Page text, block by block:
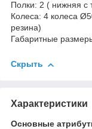
Полки: 2 ( нижняя с
Колеса: 4 колеса
резина)
Габаритные
Скрыть
Характеристики
Основные